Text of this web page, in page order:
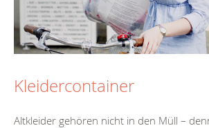
Kleidercontainer
Altkleider gehören nicht in den Müll –